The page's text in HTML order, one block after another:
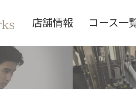
店舗情報 コース一